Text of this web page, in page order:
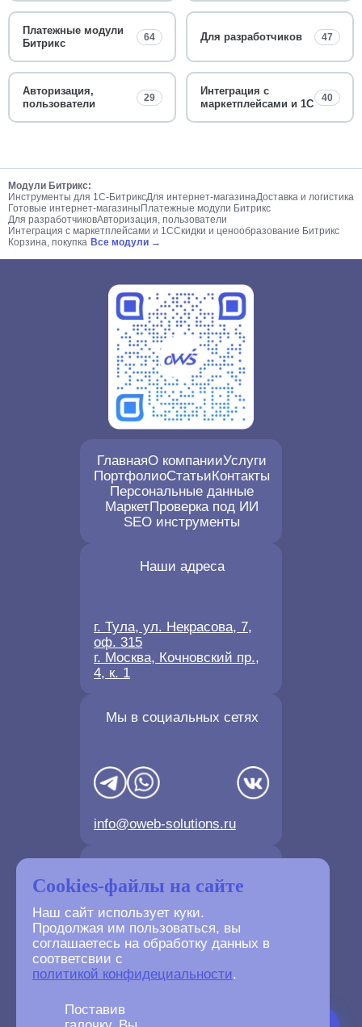
Платежные модули
Битрикс
64 Для разработчиков 47
Авторизация,
пользователи
29
Интеграция с
маркетплейсами и 1С
40
Cookies-файлы на сайте
Наш сайт использует куки.
Продолжая им пользоваться, вы
соглашаетесь на обработку данных в
соответсвии с
политикой конфидециальности.
Поставив
Модули Битрикс:
Инструменты для 1С-БитриксДля интернет-магазинаДоставка и логистика
Готовые интернет-магазины Платежные модули Битрикс
Для разработчиковАвторизация, пользователи
Интеграция с маркетплейсами и 1ССкидки и ценообразование Битрикс
Корзина, покупка Все модули →
ГлавнаяО компанииУслуги
ПортфолиоСтатьиКонтакты
Персональные данные
МаркетПроверка под ИИ
SEO инструменты
Мы в социальных сетях
info@oweb-solutions.ru
Наши адреса
г. Тула, ул. Некрасова, 7,
оф. 315
г. Москва, Кочновский пр.,
4, к. 1
+7(4872) 702-730
+7(499) 677-61-84